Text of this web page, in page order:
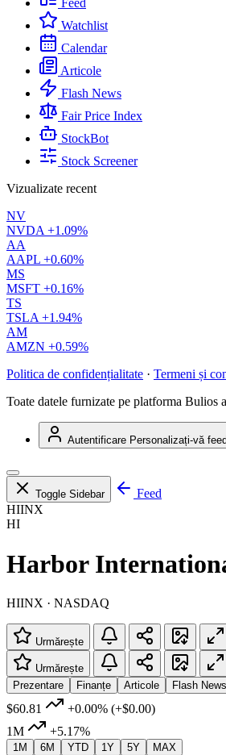
Feed
Watchlist
Calendar
Articole
Flash News
Fair Price Index
StockBot
Stock Screener
Vizualizate recent
NV
NVDA +1.09%
AA
AAPL +0.60%
MS
MSFT +0.16%
TS
TSLA +1.94%
AM
AMZN +0.59%
Politica de confidențialitate · Termeni și
Toate datele furnizate pe platforma Bulios
Autentificare Personalizați-vă
Toggle Sidebar
Feed
HIINX
HI
Harbor
HIINX · NASDAQ
Urmărește
Urmărește
Prezentare
Finanțe Articole Flash News
$60.81 +0.00% (+$0.00)
1M
+5.17%
1M 6M YTD 1Y 5Y MAX